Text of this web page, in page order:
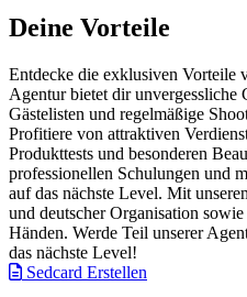
Deine Vorteile
Entdecke die exklusiven Vorteile
Agentur bietet dir
Gästelisten und regelmäßige
Profitiere von attraktiven
Produkttests und besonderen
professionellen Schulungen und
auf das nächste Level. Mit
und deutscher Organisation
Händen. Werde Teil unserer
das nächste Level!
Sedcard Erstellen